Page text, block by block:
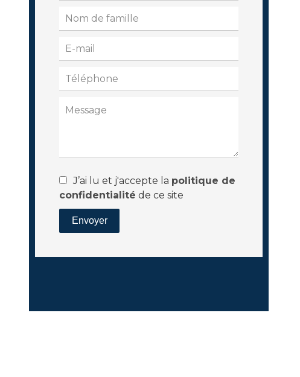
J’ai lu et j'accepte la politique de
confidentialité de ce site
Envoyer